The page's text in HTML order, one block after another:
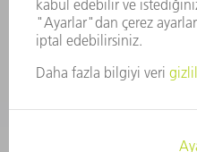
TELIF HAKKI